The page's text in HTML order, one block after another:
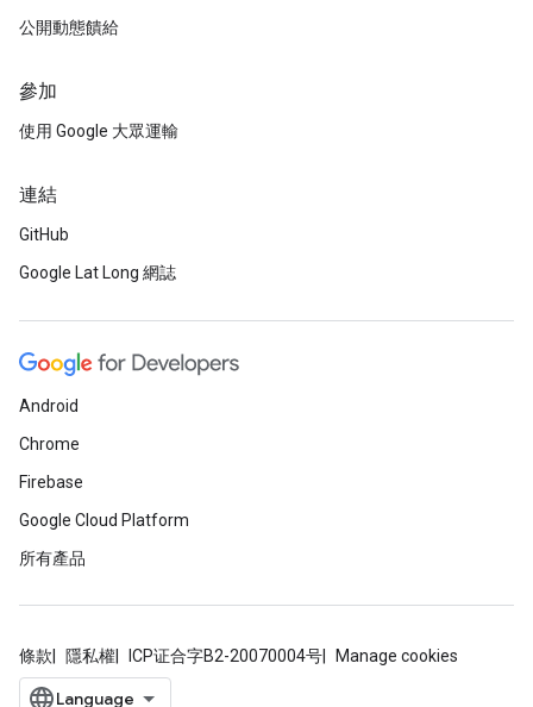
公開動態饋給
參加
使用 Google 大眾運輸
連結
GitHub
Google Lat Long 網誌
Android
Chrome
Firebase
Google Cloud Platform
所有產品
條款 隱私權 ICP证合字B2-20070004号 Manage cookies